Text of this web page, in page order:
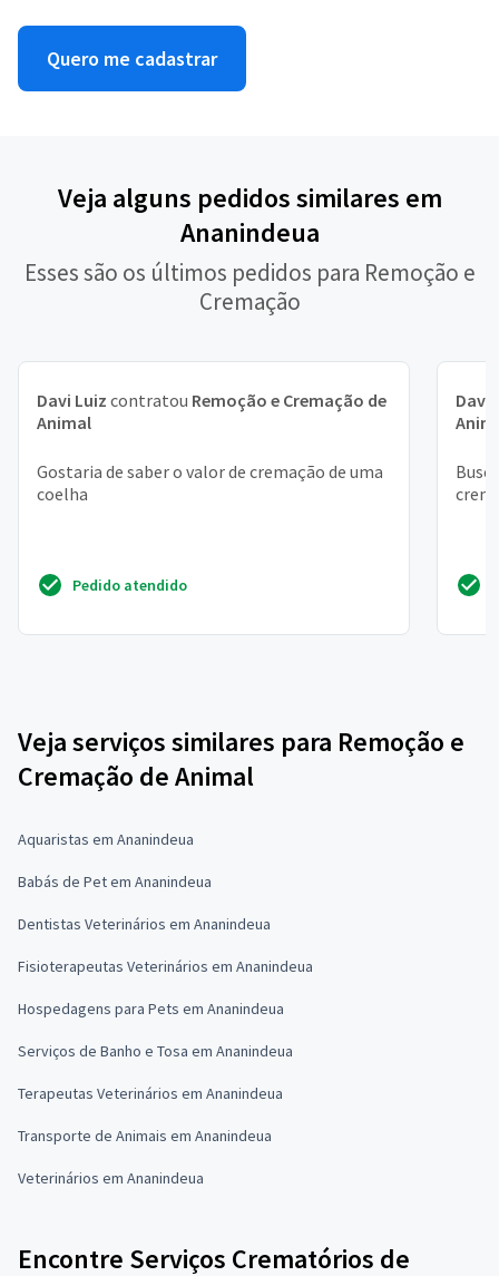
Quero me cadastrar
Veja alguns pedidos similares em
Ananindeua
Esses são os últimos pedidos para Remoção e
Cremação
Davi Luiz contratou Remoção e Cremação de
Animal
Gostaria de saber o valor de cremação de uma
coelha
Pedido atendido
Davi
Veja serviços similares para Remoção e
Cremação de Animal
Aquaristas em Ananindeua
Babás de Pet em Ananindeua
Dentistas Veterinários em Ananindeua
Fisioterapeutas Veterinários em Ananindeua
Hospedagens para Pets em Ananindeua
Serviços de Banho e Tosa em Ananindeua
Terapeutas Veterinários em Ananindeua
Transporte de Animais em Ananindeua
Veterinários em Ananindeua
Encontre Serviços Crematórios de